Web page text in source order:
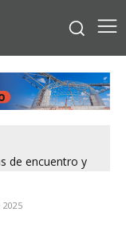
de encuentro y